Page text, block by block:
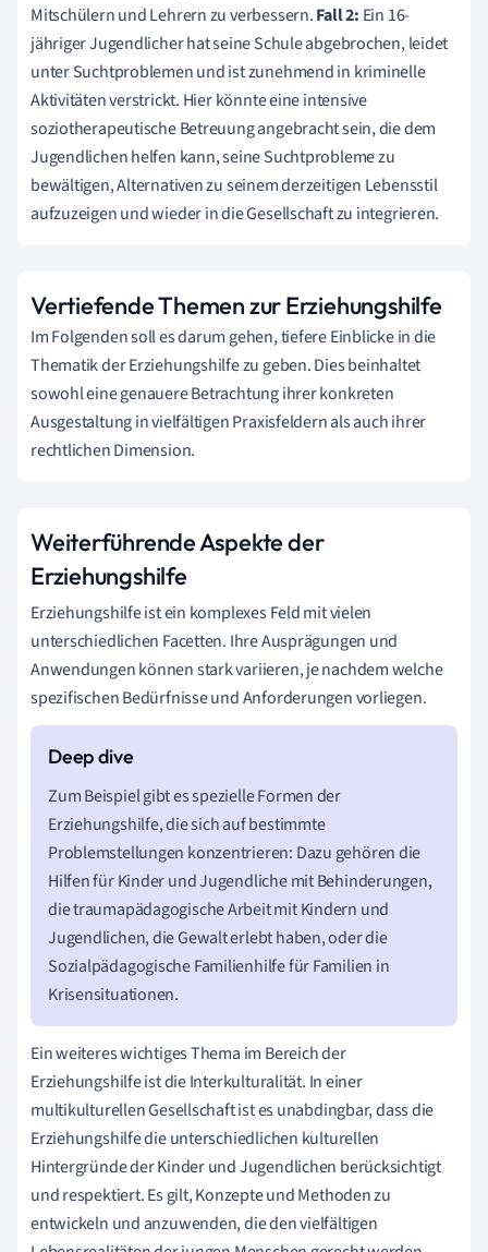
Mitschülern und Lehrern zu verbessern.Fall 2: Ein 16-
jähriger Jugendlicher hat seine Schule abgebrochen, leidet
unter Suchtproblemen und ist zunehmend in kriminelle
Aktivitäten verstrickt. Hier könnte eine intensive
soziotherapeutische Betreuung angebracht sein, die dem
Jugendlichen helfen kann, seine Suchtprobleme zu
bewältigen, Alternativen zu seinem derzeitigen Lebensstil
aufzuzeigen und wieder in die Gesellschaft zu integrieren.
Vertiefende Themen zur Erziehungshilfe
Im Folgenden soll es darum gehen, tiefere Einblicke in die
Thematik der Erziehungshilfe zu geben. Dies beinhaltet
sowohl eine genauere Betrachtung ihrer konkreten
Ausgestaltung in vielfältigen Praxisfeldern als auch ihrer
rechtlichen Dimension.
Weiterführende Aspekte der
Erziehungshilfe
Erziehungshilfe ist ein komplexes Feld mit vielen
unterschiedlichen Facetten. Ihre Ausprägungen und
Anwendungen können stark variieren, je nachdem welche
spezifischen Bedürfnisse und Anforderungen vorliegen.
Zum Beispiel gibt es spezielle Formen der
Erziehungshilfe, die sich auf bestimmte
Problemstellungen konzentrieren: Dazu gehören die
Hilfen für Kinder und Jugendliche mit Behinderungen,
die traumapädagogische Arbeit mit Kindern und
Jugendlichen, die Gewalt erlebt haben, oder die
Sozialpädagogische Familienhilfe für Familien in
Krisensituationen.
Ein weiteres wichtiges Thema im Bereich der
Erziehungshilfe ist die Interkulturalität. In einer
multikulturellen Gesellschaft ist es unabdingbar, dass die
Erziehungshilfe die unterschiedlichen kulturellen
Hintergründe der Kinder und Jugendlichen berücksichtigt
und respektiert. Es gilt, Konzepte und Methoden zu
entwickeln und anzuwenden, die den vielfältigen